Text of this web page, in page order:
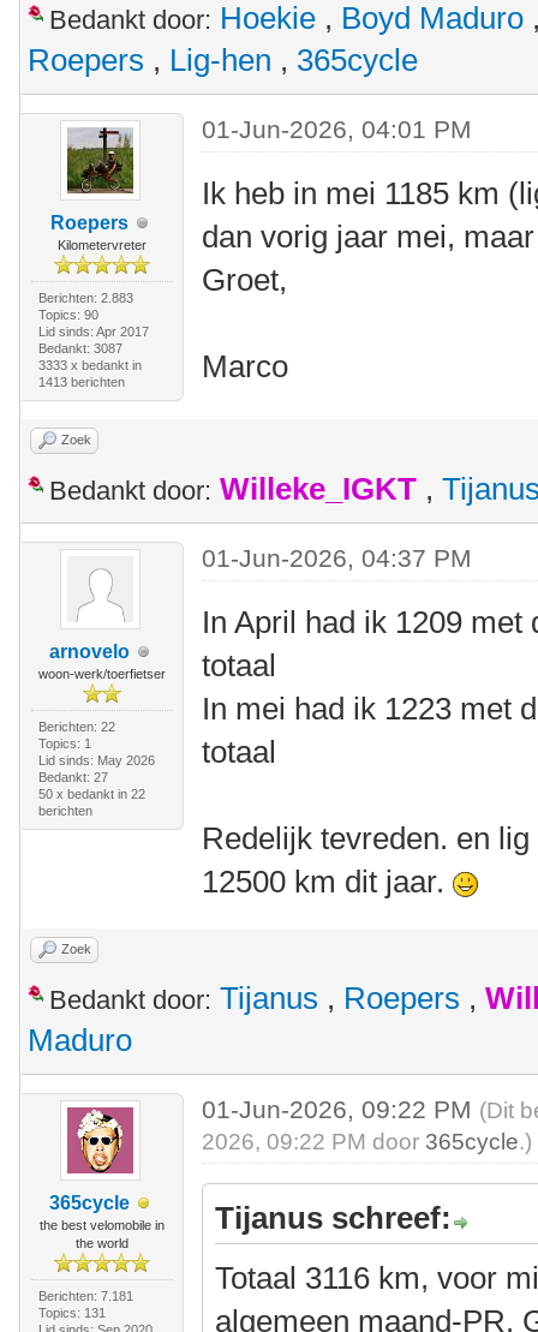
Bedankt door: Hoekie , Boyd Maduro
Roepers , Lig-hen , 365cycle
Roepers
Kilometervreter
Berichten: 2.883
Topics: 90
Lid sinds: Apr 2017
Bedankt: 3087
3333 x bedankt in
1413 berichten
01-Jun-2026, 04:01 PM
Ik heb in mei 1185 km
dan vorig jaar mei,
Groet,
Marco
Zoek
Bedankt door: Willeke_IGKT ,
arnovelo
woon-werk/toerfietser
Berichten: 22
Topics: 1
Lid sinds: May 2026
Bedankt: 27
50 x bedankt in 22
berichten
01-Jun-2026, 04:37 PM
In April had ik 1209 met
totaal
In mei had ik 1223 met
totaal
Redelijk tevreden. en
12500 km dit jaar.
Zoek
Bedankt door: Tijanus , Roepers ,
Maduro
365cycle
the best velomobile in
the world
Berichten: 7.181
Topics: 131
01-Jun-2026, 09:22 PM (Dit
2026, 09:22 PM door 365cycle.)
Tijanus schreef:
Totaal 3116 km, voor
algemeen maand-PR.